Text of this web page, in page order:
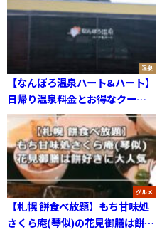
温泉
【なんぽろ温泉ハート&ハート】
日帰り温泉料金とお得なクーポ
ン-南幌町
グルメ
【札幌 餅食べ放題】もち甘味処
さくら庵(琴似)の花見御膳は餅好